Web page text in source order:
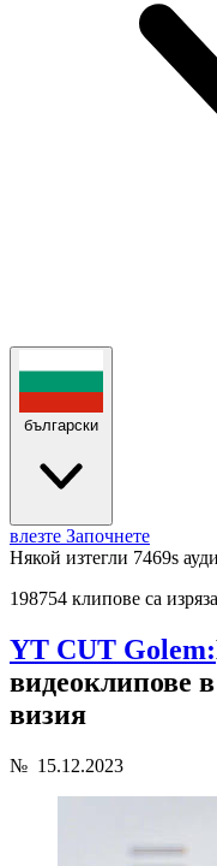
български
влезте Започнете
Някой изтегли 7469s
198754 клипове са
YT CUT Golem:
видеоклипове
визия
№ 15.12.2023